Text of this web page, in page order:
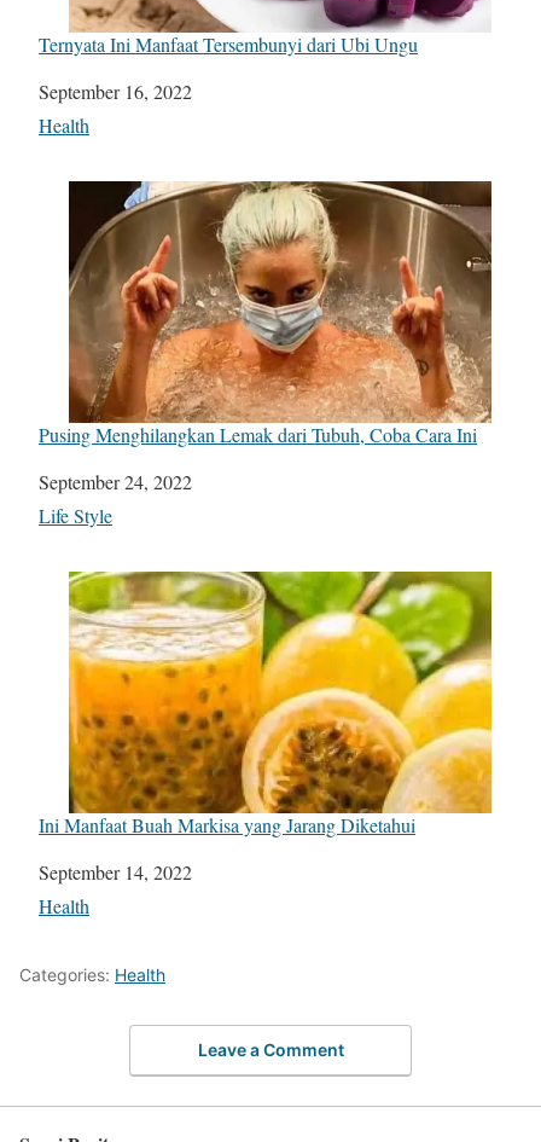
Ternyata Ini Manfaat Tersembunyi dari Ubi Ungu
Date
September 16, 2022
In relation to
Health
Pusing Menghilangkan Lemak dari Tubuh, Coba Cara Ini
Date
September 24, 2022
In relation to
Life Style
Ini Manfaat Buah Markisa yang Jarang Diketahui
Date
September 14, 2022
In relation to
Health
Categories: Health
Leave a Comment